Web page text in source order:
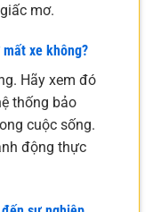
mơ.
xe không?
Hãy xem đó
thống bảo
cuộc sống.
động thực